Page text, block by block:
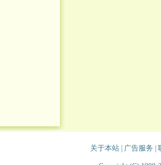
关于本站| 广告服务